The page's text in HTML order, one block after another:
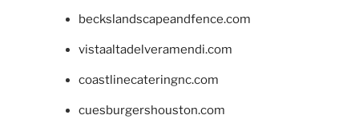
beckslandscapeandfence.com
vistaaltadelveramendi.com
coastlinecateringnc.com
cuesburgershouston.com